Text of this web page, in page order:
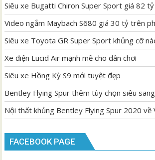
Siêu xe Bugatti Chiron Super Sport giá 82 tỷ
Video ngắm Maybach S680 giá 30 tỷ trên
Siêu xe Toyota GR Super Sport khủng cỡ
Xe điện Lucid Air mạnh mẽ cho dân chơi
Siêu xe Hồng Kỳ S9 mới tuyệt đẹp
Bentley Flying Spur thêm tùy chọn siêu
Nội thất khủng Bentley Flying Spur 2020 về
FACEBOOK PAGE